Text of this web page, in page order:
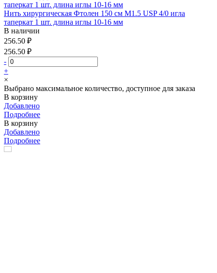
Нить хирургическая Фтолен 150 см М1.5 USP 4/0 игла
таперкат 1 шт. длина иглы 10-16 мм
В наличии
256.50 ₽
256.50 ₽
-
+
×
Выбрано максимальное количество, доступное для заказа
В корзину
Добавлено
Подробнее
В корзину
Добавлено
Подробнее